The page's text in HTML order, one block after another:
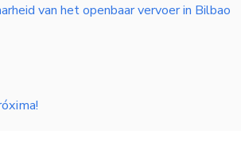
van het openbaar vervoer in Bilbao